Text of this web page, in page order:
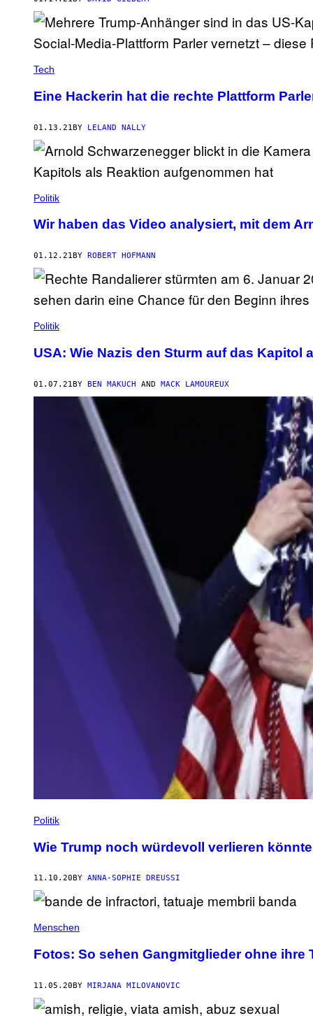
Tech
Eine Hackerin hat die rechte Plattform
01.13.21BY LELAND NALLY
Politik
Wir haben das Video analysiert, mit dem
01.12.21 BY ROBERT HOFMANN
Politik
USA: Wie Nazis den Sturm auf das Kapitol
01.07.21BY BEN MAKUCH AND MACK LAMOUREUX
Politik
Wie Trump noch würdevoll verlieren könnte
11.10.20 BY ANNA-SOPHIE DREUSSI
Menschen
Fotos: So sehen Gangmitglieder ohne ihre
11.05.20BY MIRJANA MILOVANOVIC